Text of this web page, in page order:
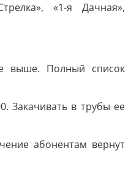
«1-я Дачная»,
выше. Полный список
Закачивать в трубы ее
абонентам вернут